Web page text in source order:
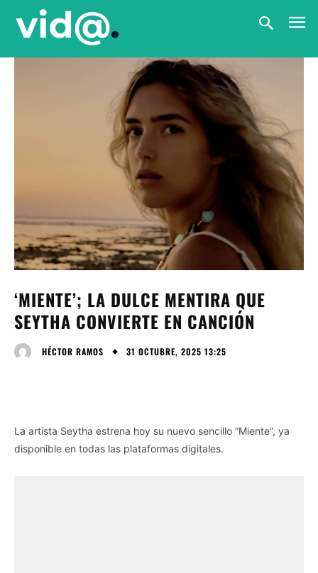
‘MIENTE’; LA DULCE MENTIRA QUE
SEYTHA CONVIERTE EN CANCIÓN
HÉCTOR RAMOS 31 OCTUBRE, 2025 13:25
La artista Seytha estrena hoy su nuevo sencillo “Miente”, ya
disponible en todas las plataformas digitales.